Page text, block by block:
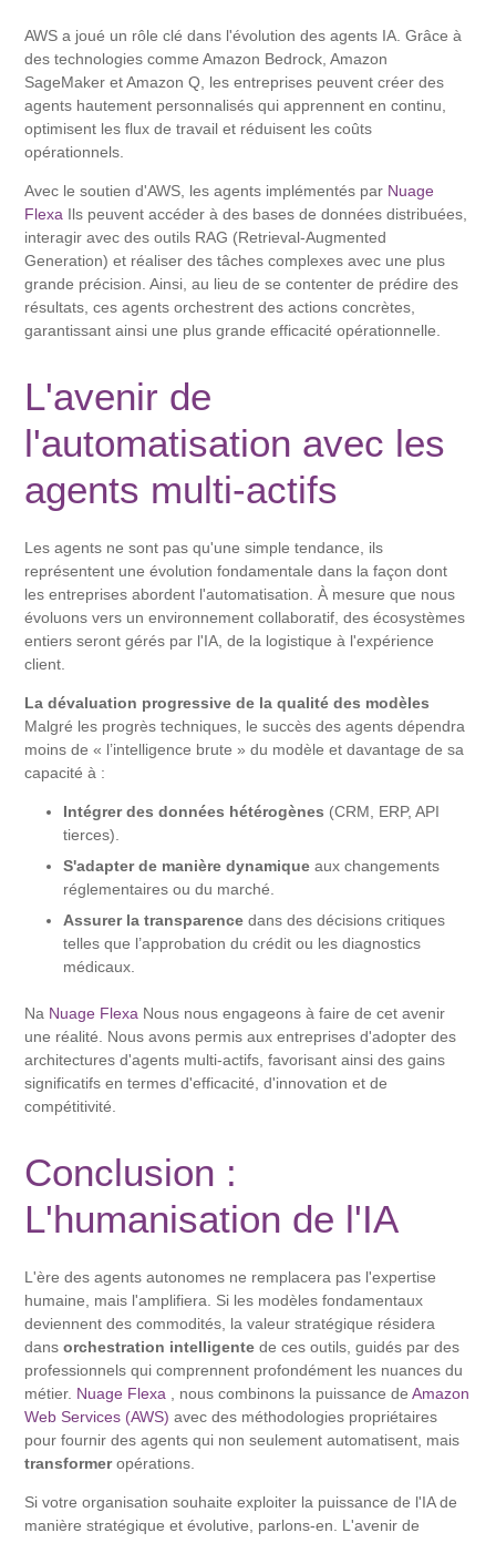
AWS a joué un rôle clé dans l'évolution des agents IA. Grâce à
des technologies comme Amazon Bedrock, Amazon
SageMaker et Amazon Q, les entreprises peuvent créer des
agents hautement personnalisés qui apprennent en continu,
optimisent les flux de travail et réduisent les coûts
opérationnels.
Avec le soutien d'AWS, les agents implémentés par Nuage
Flexa Ils peuvent accéder à des bases de données distribuées,
interagir avec des outils RAG (Retrieval-Augmented
Generation) et réaliser des tâches complexes avec une plus
grande précision. Ainsi, au lieu de se contenter de prédire des
résultats, ces agents orchestrent des actions concrètes,
garantissant ainsi une plus grande efficacité opérationnelle.
L'avenir de
l'automatisation avec les
agents multi-actifs
Les agents ne sont pas qu'une simple tendance, ils
représentent une évolution fondamentale dans la façon dont
les entreprises abordent l'automatisation. À mesure que nous
évoluons vers un environnement collaboratif, des écosystèmes
entiers seront gérés par l'IA, de la logistique à l'expérience
client.
La dévaluation progressive de la qualité des modèles
Malgré les progrès techniques, le succès des agents dépendra
moins de « l’intelligence brute » du modèle et davantage de sa
capacité à :
Intégrer des données hétérogènes (CRM, ERP, API
tierces).
S'adapter de manière dynamique aux changements
réglementaires ou du marché.
Assurer la transparence dans des décisions critiques
telles que l’approbation du crédit ou les diagnostics
médicaux.
Na Nuage Flexa Nous nous engageons à faire de cet avenir
une réalité. Nous avons permis aux entreprises d'adopter des
architectures d'agents multi-actifs, favorisant ainsi des gains
significatifs en termes d'efficacité, d'innovation et de
compétitivité.
Conclusion :
L'humanisation de l'IA
L'ère des agents autonomes ne remplacera pas l'expertise
humaine, mais l'amplifiera. Si les modèles fondamentaux
deviennent des commodités, la valeur stratégique résidera
dansorchestration intelligente de ces outils, guidés par des
professionnels qui comprennent profondément les nuances du
métier. Nuage Flexa , nous combinons la puissance deAmazon
Web Services (AWS) avec des méthodologies propriétaires
pour fournir des agents qui non seulement automatisent, mais
transformeropérations.
Si votre organisation souhaite exploiter la puissance de l'IA de
manière stratégique et évolutive, parlons-en. L'avenir de